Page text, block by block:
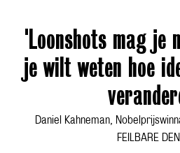
'Loonshots mag je
je wilt weten hoe
Daniel Kahneman,
FEILBARE